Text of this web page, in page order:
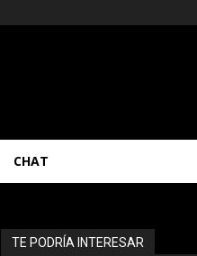
CHAT
TE PODRÍA INTERESAR